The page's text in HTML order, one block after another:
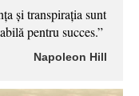
şi transpiraţia sunt
pentru succes.”
Napoleon Hill